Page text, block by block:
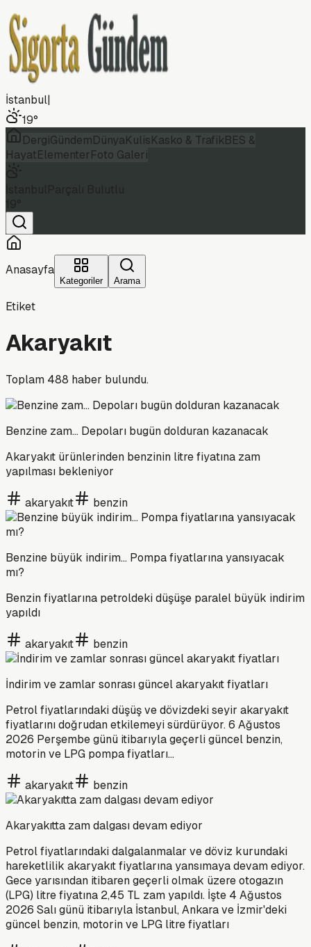
İstanbul|
19°
DergiGündemDünyaKulisKasko & TrafikBES &
HayatElementerFoto Galeri
Anasayfa
Kategoriler Arama
Etiket
Akaryakıt
Toplam 488 haber bulundu.
Benzine zam… Depoları bugün dolduran kazanacak
Akaryakıt ürünlerinden benzinin litre fiyatına zam
yapılması bekleniyor
akaryakıt benzin
Benzine büyük indirim... Pompa fiyatlarına yansıyacak
mı?
Benzin fiyatlarına petroldeki düşüşe paralel büyük indirim
yapıldı
akaryakıt benzin
İndirim ve zamlar sonrası güncel akaryakıt fiyatları
Petrol fiyatlarındaki düşüş ve dövizdeki seyir akaryakıt
fiyatlarını doğrudan etkilemeyi sürdürüyor. 6 Ağustos
2026 Perşembe günü itibarıyla geçerli güncel benzin,
motorin ve LPG pompa fiyatları...
akaryakıt benzin
Akaryakıtta zam dalgası devam ediyor
Petrol fiyatlarındaki dalgalanmalar ve döviz kurundaki
hareketlilik akaryakıt fiyatlarına yansımaya devam ediyor.
Gece yarısından itibaren geçerli olmak üzere otogazın
(LPG) litre fiyatına 2,45 TL zam yapıldı. İşte 4 Ağustos
2026 Salı günü itibarıyla İstanbul, Ankara ve İzmir'deki
güncel benzin, motorin ve LPG litre fiyatları